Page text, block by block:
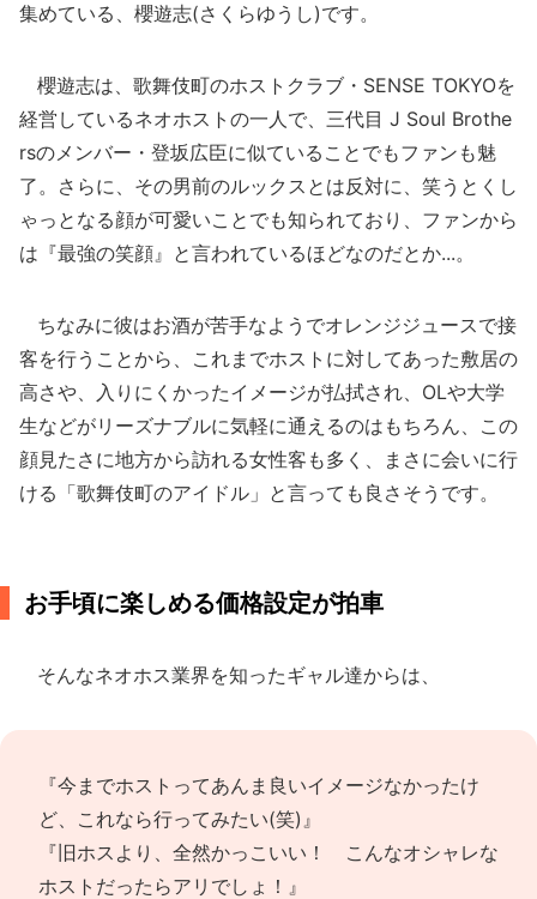
集めている、櫻遊志(さくらゆうし)です。
櫻遊志は、歌舞伎町のホストクラブ・SENSE TOKYOを
経営しているネオホストの一人で、三代目 J Soul Brothe
rsのメンバー・登坂広臣に似ていることでもファンも魅
了。さらに、その男前のルックスとは反対に、笑うとくし
ゃっとなる顔が可愛いことでも知られており、ファンから
は『最強の笑顔』と言われているほどなのだとか...。
ちなみに彼はお酒が苦手なようでオレンジジュースで接
客を行うことから、これまでホストに対してあった敷居の
高さや、入りにくかったイメージが払拭され、OLや大学
生などがリーズナブルに気軽に通えるのはもちろん、この
顔見たさに地方から訪れる女性客も多く、まさに会いに行
ける「歌舞伎町のアイドル」と言っても良さそうです。
お手頃に楽しめる価格設定が拍車
そんなネオホス業界を知ったギャル達からは、
『今までホストってあんま良いイメージなかったけ
ど、これなら行ってみたい(笑)』
『旧ホスより、全然かっこいい！ こんなオシャレな
ホストだったらアリでしょ！』